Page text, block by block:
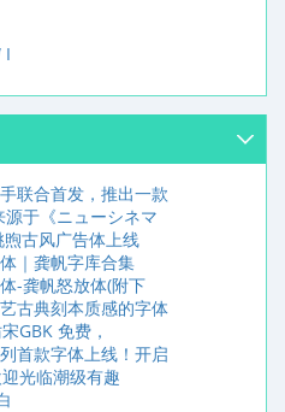
I
联合首发，推出一款
于《ニューシネマ
古风广告体上线
｜龚帆字库合集
-龚帆怒放体(附下
古典刻本质感的字体
GBK 免费，
首款字体上线！开启
光临潮级有趣